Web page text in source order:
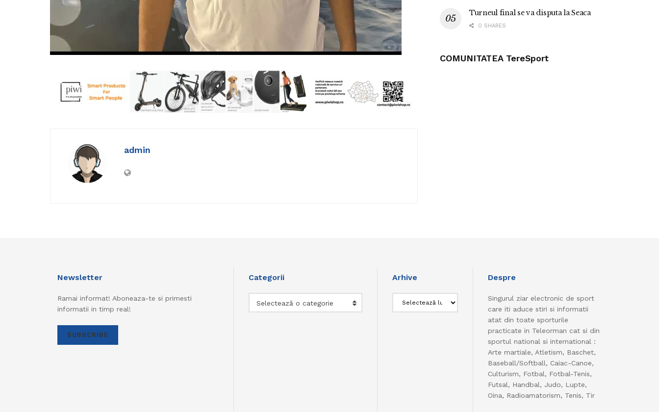
admin
Turneul final se va disputa la Seaca
0 SHARES
COMUNITATEA TereSport
Newsletter
Ramai informat! Aboneaza-te si primesti
informatii in timp real!
SUBSCRIBE
Categorii
Selectează o categorie
Arhive Despre
Singurul ziar electronic de sport
care iti aduce stiri si informatii
atat din toate sporturile
practicate in Teleorman cat si din
sportul national si international :
Arte martiale, Atletism, Baschet,
Baseball/Softball, Caiac-Canoe,
Culturism, Fotbal, Fotbal-Tenis,
Futsal, Handbal, Judo, Lupte,
Oina, Radioamatorism, Tenis, Tir